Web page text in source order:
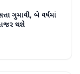
ગુમાવી, બે વર્ષમાં
થશે